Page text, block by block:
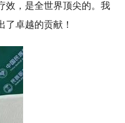
效，是全世界顶尖的。我
卓越的贡献！